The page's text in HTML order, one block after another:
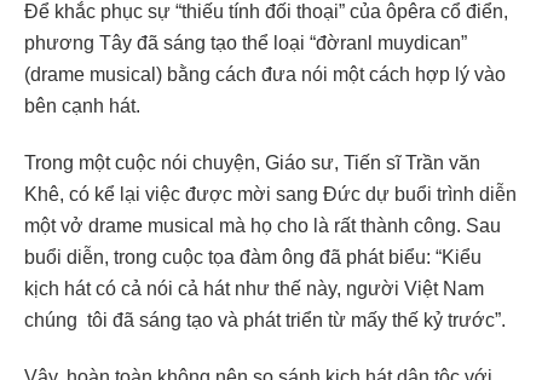
Để khắc phục sự “thiếu tính đối thoại” của ôpêra cổ điển,
phương Tây đã sáng tạo thể loại “đờranl muydican”
(drame musical) bằng cách đưa nói một cách hợp lý vào
bên cạnh hát.
Trong một cuộc nói chuyện, Giáo sư, Tiến sĩ Trần văn
Khê, có kể lại việc được mời sang Đức dự buổi trình diễn
một vở drame musical mà họ cho là rất thành công. Sau
buổi diễn, trong cuộc tọa đàm ông đã phát biểu: “Kiểu
kịch hát có cả nói cả hát như thế này, người Việt Nam
chúng tôi đã sáng tạo và phát triển từ mấy thế kỷ trước”.